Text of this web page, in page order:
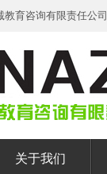
育咨询有限责任公
关于我们